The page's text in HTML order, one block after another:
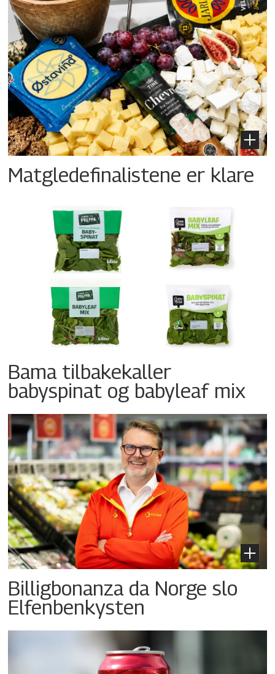
Matgledefinalistene er klare
Bama tilbakekaller
babyspinat og babyleaf mix
Billigbonanza da Norge slo
Elfenbenkysten